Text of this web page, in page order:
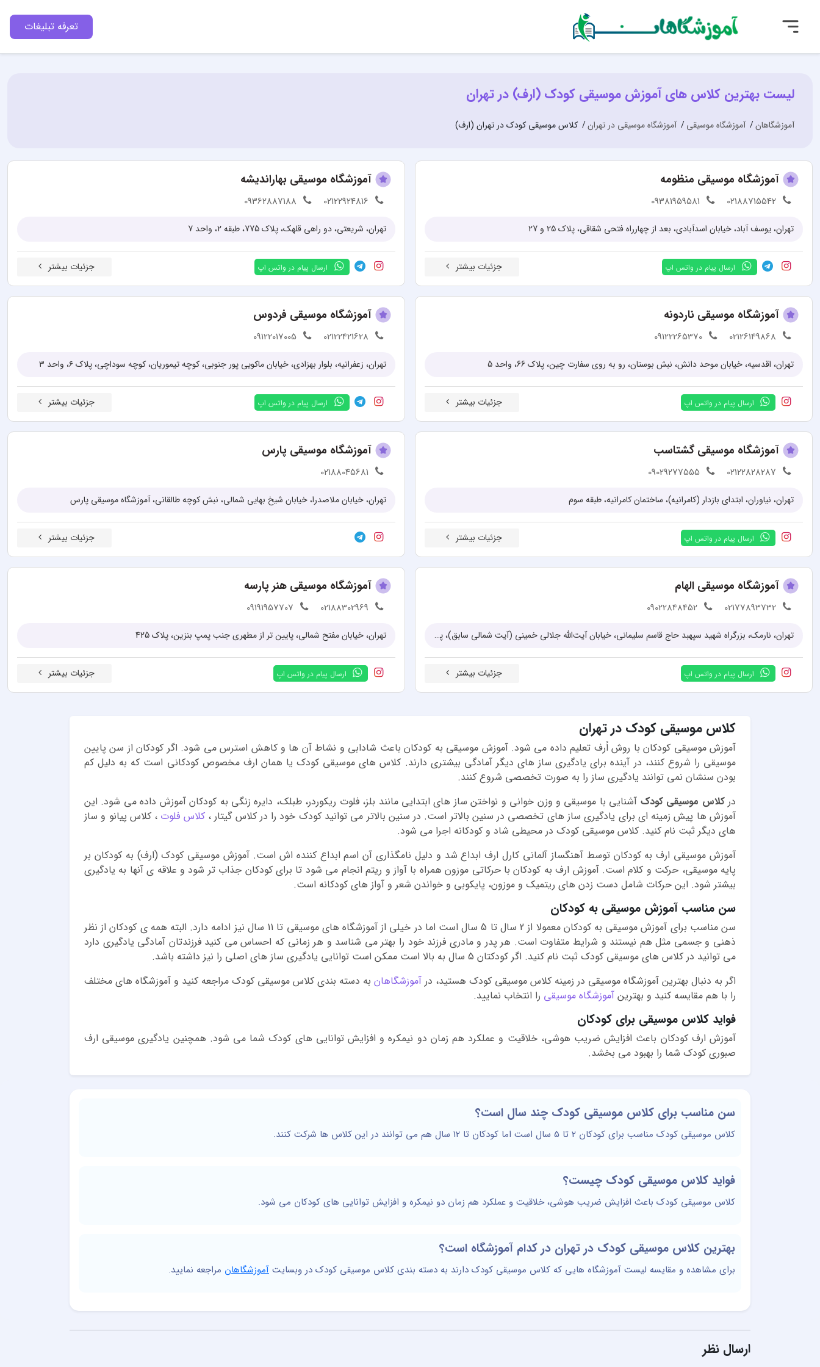
تعرفه تبلیغات
لیست بهترین کلاس های آموزش موسیقی کودک (ارف) در تهران
آموزشگاهان آموزشگاه موسیقی آموزشگاه موسیقی در تهران کلاس موسیقی کودک در تهران (ارف)
آموزشگاه موسیقی منظومه
02188715542
09381959581
تهران، یوسف آباد، خیابان اسدآبادی، بعد از چهارراه فتحی شقاقی، پلاک 25 و 27
ارسال پیام در واتس اپ جزئیات بیشتر
آموزشگاه موسیقی بهاراندیشه
02122924816
09362887188
تهران، شريعتی، دو راهی قلهک، پلاک 775، طبقه 2، واحد 7
ارسال پیام در واتس اپ جزئیات بیشتر
آموزشگاه موسیقی ناردونه
02126149868
09122265370
تهران، اقدسیه، خیابان موحد دانش، نبش بوستان، رو به روی سفارت چین، پلاک 66، واحد 5
ارسال پیام در واتس اپ جزئیات بیشتر
آموزشگاه موسیقی فردوس
02122421628
09122017005
تهران، زعفرانیه، بلوار بهزادی، خیابان ماکویی پور جنوبی، کوچه تیموریان، کوچه سوداچی، پلاک ۶، واحد ۳
ارسال پیام در واتس اپ جزئیات بیشتر
آموزشگاه موسیقی گشتاسب
02122828287
09029277555
تهران، نیاوران، ابتدای بازدار (کامرانیه)، ساختمان کامرانیه، طبقه سوم
ارسال پیام در واتس اپ جزئیات بیشتر
آموزشگاه موسیقی پارس
02188045681
تهران، خیابان ملاصدرا، خیابان شیخ بهایی شمالی، نبش کوچه طالقانی، آموزشگاه موسیقی پارس
جزئیات بیشتر
آموزشگاه موسیقی الهام
02177893732
09022848452
تهران، نارمک، بزرگراه شهید سپهبد حاج قاسم سلیمانی، خیابان آیت‌الله جلالی خمینی (آیت شمالی سابق)، پلاک ۸۵۶، ساختمان نارستان، طبقه ۲
ارسال پیام در واتس اپ جزئیات بیشتر
آموزشگاه موسیقی هنر پارسه
02188302969
09191957707
تهران، خیابان مفتح شمالی، پایین تر از مطهری جنب پمپ بنزین، پلاک 425
ارسال پیام در واتس اپ جزئیات بیشتر
کلاس موسیقی کودک در تهران
آموزش موسیقی کودکان با روش اُرف تعلیم داده می شود. آموزش موسیقی به کودکان باعث شادابی و نشاط آن ها و کاهش استرس می شود. اگر کودکان از سن پایین
موسیقی را شروع کنند، در آینده برای یادگیری ساز های دیگر آمادگی بیشتری دارند. کلاس های موسیقی کودک یا همان ارف مخصوص کودکانی است که به دلیل کم
بودن سنشان نمی توانند یادگیری ساز را به صورت تخصصی شروع کنند.
درکلاس موسیقی کودک آشنایی با موسیقی و وزن خوانی و نواختن ساز های ابتدایی مانند بلز، فلوت ریکوردر، طبلک، دایره زنگی به کودکان آموزش داده می شود. این
آموزش ها پیش زمینه ای برای یادگیری ساز های تخصصی در سنین بالاتر است. در سنین بالاتر می توانید کودک خود را در کلاس گیتار ،کلاس فلوت ، کلاس پیانو و ساز
های دیگر ثبت نام کنید. کلاس موسیقی کودک در محیطی شاد و کودکانه اجرا می شود.
آموزش موسیقی ارف به کودکان توسط آهنگساز آلمانی کارل ارف ابداع شد و دلیل نامگذاری آن اسم ابداع کننده اش است. آموزش موسیقی کودک (ارف) به کودکان بر
پایه موسیقی، حرکت و کلام است. آموزش ارف به کودکان با حرکاتی موزون همراه با آواز و ریتم انجام می شود تا برای کودکان جذاب تر شود و علاقه ی آنها به یادگیری
بیشتر شود. این حرکات شامل دست زدن های ریتمیک و موزون، پایکوبی و خواندن شعر و آواز های کودکانه است.
سن مناسب آموزش موسیقی به کودکان
سن مناسب برای آموزش موسیقی به کودکان معمولا از 2 سال تا 5 سال است اما در خیلی از آموزشگاه های موسیقی تا 11 سال نیز ادامه دارد. البته همه ی کودکان از نظر
ذهنی و جسمی مثل هم نیستند و شرایط متفاوت است. هر پدر و مادری فرزند خود را بهتر می شناسد و هر زمانی که احساس می کنید فرزندتان آمادگی یادگیری دارد
می توانید در کلاس های موسیقی کودک ثبت نام کنید. اگر کودکتان 5 سال به بالا است ممکن است توانایی یادگیری ساز های اصلی را نیز داشته باشد.
اگر به دنبال بهترین آموزشگاه موسیقی در زمینه کلاس موسیقی کودک هستید، در آموزشگاهان به دسته بندی کلاس موسیقی کودک مراجعه کنید و آموزشگاه های مختلف
را با هم مقایسه کنید و بهترین آموزشگاه موسیقی را انتخاب نمایید.
فواید کلاس موسیقی برای کودکان
آموزش ارف کودکان باعث افزایش ضریب هوشی، خلاقیت و عملکرد هم زمان دو نیمکره و افزایش توانایی های کودک شما می شود. همچنین یادگیری موسیقی ارف
صبوری کودک شما را بهبود می بخشد.
سن مناسب برای کلاس موسیقی کودک چند سال است؟
کلاس موسیقی کودک مناسب برای کودکان 2 تا 5 سال است اما کودکان تا 12 سال هم می توانند در این کلاس ها شرکت کنند.
فواید کلاس موسیقی کودک چیست؟
کلاس موسیقی کودک باعث افزایش ضریب هوشی، خلاقیت و عملکرد هم زمان دو نیمکره و افزایش توانایی های کودکان می شود.
بهترین کلاس موسیقی کودک در تهران در کدام آموزشگاه است؟
برای مشاهده و مقایسه لیست آموزشگاه هایی که کلاس موسیقی کودک دارند به دسته بندی کلاس موسیقی کودک در وبسایت آموزشگاهان مراجعه نمایید.
ارسال نظر